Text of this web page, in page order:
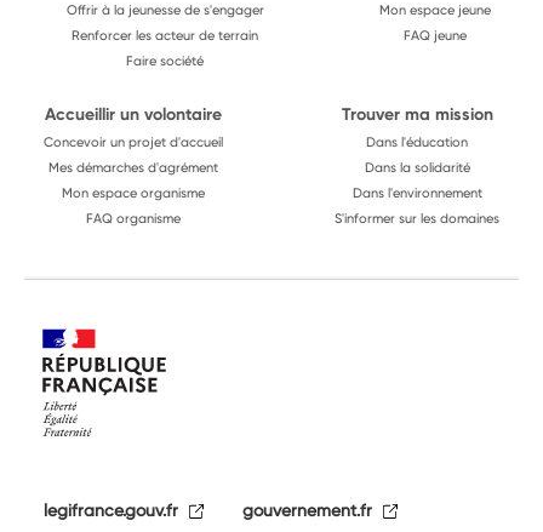
Offrir à la jeunesse de s'engager
Renforcer les acteur de terrain
Faire société
Mon espace jeune
FAQ jeune
Accueillir un volontaire
Concevoir un projet d'accueil
Mes démarches d'agrément
Mon espace organisme
FAQ organisme
Trouver ma mission
Dans l'éducation
Dans la solidarité
Dans l'environnement
S'informer sur les domaines
legifrance.gouv.fr gouvernement.fr